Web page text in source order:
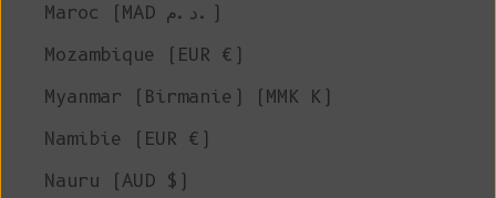
Maroc (MAD د.م.)
Mozambique (EUR €)
Myanmar (Birmanie) (MMK K)
Namibie (EUR €)
Nauru (AUD $)